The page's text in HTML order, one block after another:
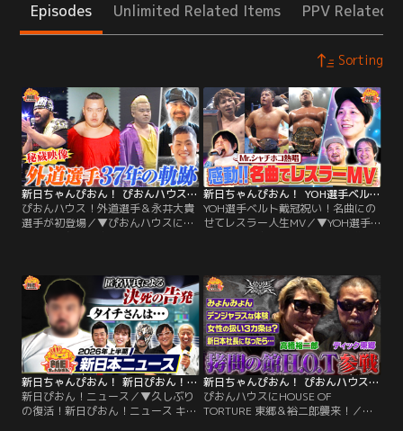
Episodes Unlimited Related Items PPV Related
Sorting
新日ちゃんぴおん！ ぴおんハウス！外道選手＆永井大貴選手が初登場（2026/07/24放送分）
ぴおんハウス！外道選手＆永井大貴
選手が初登場／▼ぴおんハウスに外
大公開！さらには外道選手＆永井大
貴選手のここまでのレスラーヒスト
リーも！今一番組みたい選手は…？
などファンの皆さんからいただいた
質問にも回答！
新日ちゃんぴおん！ YOH選手ベルト戴冠祝い！名曲にのせてレスラー人生MV（2026/07/17放送分）
YOH選手ベルト戴冠祝い！名曲にの
せてレスラー人生MV／▼YOH選手
ノマネにのせてMVを作ってみた！
さらに田口隆祐選手とカラオケ映像
も制作！果たしてどんな仕上がり
に？
新日ちゃんぴおん！ 新日ぴおん！ニュース（2026/07/10放送分）
新日ぴおん！ニュース／▼久しぶり
の復活！新日ぴおん！ニュース キャ
新日ちゃんぴおん！ ぴおんハウスにHOUSE OF TORTURE 東郷＆裕二郎襲来！（2026/07/03放送分）
ぴおんハウスにHOUSE OF
TORTURE 東郷＆裕二郎襲来！／▼